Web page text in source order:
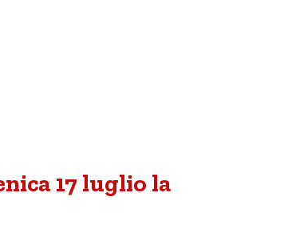
17 luglio la